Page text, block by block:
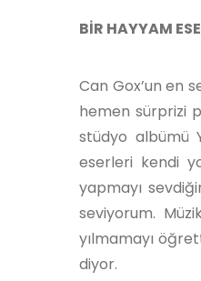
BİR HAYYAM
Can Gox’un en
hemen sürprizi
stüdyo albümü
eserleri kendi
yapmayı
seviyorum.
yılmamayı
diyor.